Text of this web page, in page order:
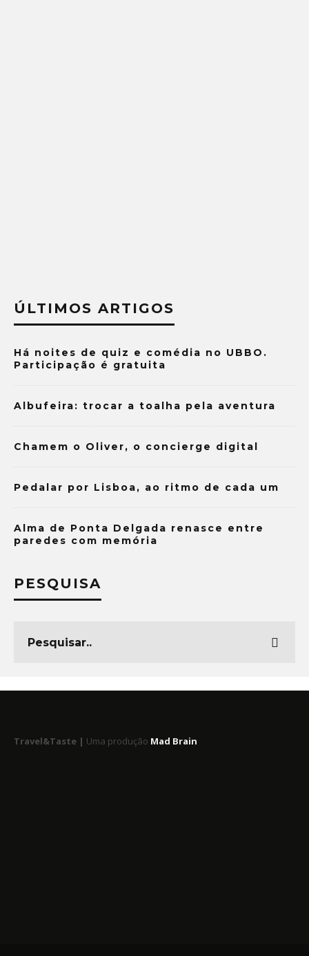
ÚLTIMOS ARTIGOS
Há noites de quiz e comédia no UBBO.
Participação é gratuita
Albufeira: trocar a toalha pela aventura
Chamem o Oliver, o concierge digital
Pedalar por Lisboa, ao ritmo de cada um
Alma de Ponta Delgada renasce entre
paredes com memória
PESQUISA
Travel&Taste | Uma produção Mad Brain